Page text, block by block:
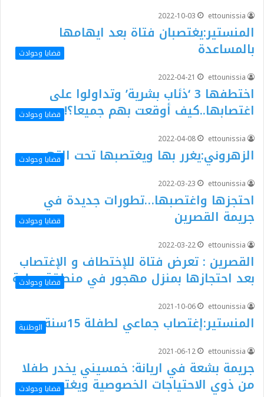
ettounissia
2022-10-03
المنستير:يغتصبان فتاة بعد ايهامها
بالمساعدة
قضايا وحوادث
ettounissia
2022-04-21
اختطفها 3 ‘ذئاب بشرية’ وتداولوا على
اغتصابها..كيف أوقعت بهم جميعا؟! قضايا وحوادث
ettounissia
2022-04-08
الزهروني:يغرر بها ويغتصبها تحت التهديد
قضايا وحوادث
ettounissia
2022-03-23
احتجزها واغتصبها…تطورات جديدة في
جريمة القصرين
قضايا وحوادث
ettounissia
2022-03-22
القصرين : تعرض فتاة للإختطاف و الإغتصاب
بعد احتجازها بمنزل مهجور في منطقة جبلية
قضايا وحوادث
ettounissia
2021-10-06
المنستير:إغتصاب جماعي لطفلة 15سنة
الوطنية
ettounissia
2021-06-12
جريمة بشعة في اريانة: خمسيني يخدر طفلا
من ذوي الاحتياجات الخصوصية ويغتصبهقضايا وحوادث